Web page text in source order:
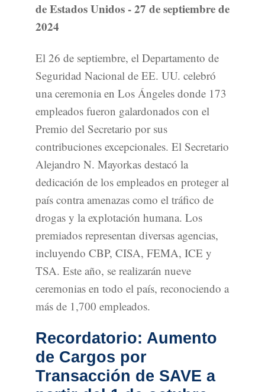
de Estados Unidos - 27 de septiembre de
2024
El 26 de septiembre, el Departamento de
Seguridad Nacional de EE. UU. celebró
una ceremonia en Los Ángeles donde 173
empleados fueron galardonados con el
Premio del Secretario por sus
contribuciones excepcionales. El Secretario
Alejandro N. Mayorkas destacó la
dedicación de los empleados en proteger al
país contra amenazas como el tráfico de
drogas y la explotación humana. Los
premiados representan diversas agencias,
incluyendo CBP, CISA, FEMA, ICE y
TSA. Este año, se realizarán nueve
ceremonias en todo el país, reconociendo a
más de 1,700 empleados.
Recordatorio: Aumento
de Cargos por
Transacción de SAVE a